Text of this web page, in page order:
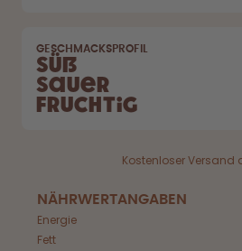
Hilfe & FAQ
Store Finder
Flaschen
GESCHMACKSPROFIL
Süß
Sauer
Fruchtig
Kostenloser Versand
NÄHRWERTANGABEN
Energie
Fett